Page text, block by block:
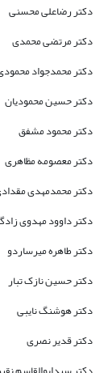
دکتر رضاعلی محسنی
دکتر مرتضی محمدی
دکتر محمدجواد
دکتر حسین محمودیان
دکتر محمود مشفق
دکتر معصومه مظاهری
دکتر محمدمهدی
دکتر داوود مهدوی
دکتر طاهره میرساردو
دکتر حسین نازک تبار
دکتر هوشنگ نایبی
دکتر قدیر نصری